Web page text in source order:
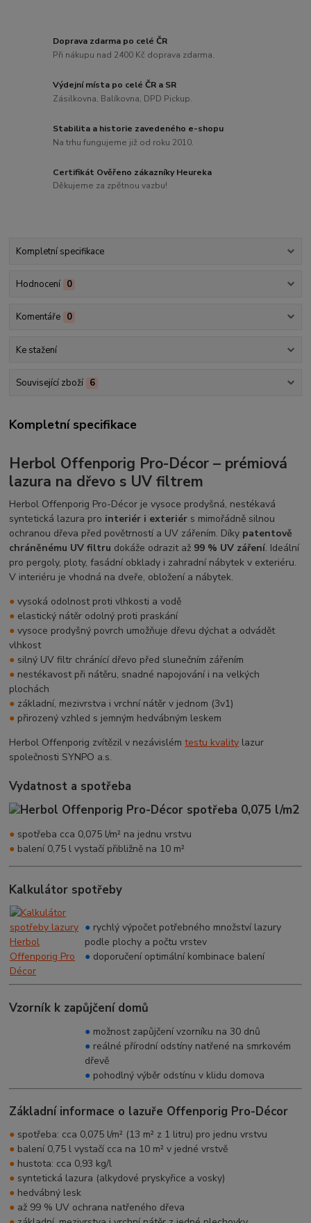
Doprava zdarma po celé ČR
Při nákupu nad 2400 Kč doprava zdarma.
Výdejní místa po celé ČR a SR
Zásilkovna, Balíkovna, DPD Pickup.
Stabilita a historie zavedeného e-shopu
Na trhu fungujeme již od roku 2010.
Certifikát Ověřeno zákazníky Heureka
Děkujeme za zpětnou vazbu!
Kompletní specifikace
Hodnocení 0
Komentáře 0
Ke stažení
Související zboží 6
Kompletní specifikace
Herbol Offenporig Pro-Décor – prémiová
lazura na dřevo s UV filtrem
Herbol Offenporig Pro-Décor je vysoce prodyšná, nestékavá
syntetická lazura pro interiér i exteriér s mimořádně silnou
ochranou dřeva před povětrností a UV zářením. Díky patentově
chráněnému UV filtru dokáže odrazit až 99 % UV záření. Ideální
pro pergoly, ploty, fasádní obklady i zahradní nábytek v exteriéru.
V interiéru je vhodná na dveře, obložení a nábytek.
● vysoká odolnost proti vlhkosti a vodě
● elastický nátěr odolný proti praskání
● vysoce prodyšný povrch umožňuje dřevu dýchat a odvádět
vlhkost
● silný UV filtr chránící dřevo před slunečním zářením
● nestékavost při nátěru, snadné napojování i na velkých
plochách
● základní, mezivrstva i vrchní nátěr v jednom (3v1)
● přirozený vzhled s jemným hedvábným leskem
Herbol Offenporig zvítězil v nezávislémtestu kvality lazur
společnosti SYNPO a.s.
Vydatnost a spotřeba
● spotřeba cca 0,075 l/m² na jednu vrstvu
● balení 0,75 l vystačí přibližně na 10 m²
Kalkulátor spotřeby
● rychlý výpočet potřebného množství lazury
podle plochy a počtu vrstev
● doporučení optimální kombinace balení
Vzorník k zapůjčení domů
● možnost zapůjčení vzorníku na 30 dnů
● reálné přírodní odstíny natřené na smrkovém
dřevě
● pohodlný výběr odstínu v klidu domova
Základní informace o lazuře Offenporig Pro-Décor
● spotřeba: cca 0,075 l/m² (13 m² z 1 litru) pro jednu vrstvu
● balení 0,75 l vystačí cca na 10 m² v jedné vrstvě
● hustota: cca 0,93 kg/l
● syntetická lazura (alkydové pryskyřice a vosky)
● hedvábný lesk
● až 99 % UV ochrana natřeného dřeva